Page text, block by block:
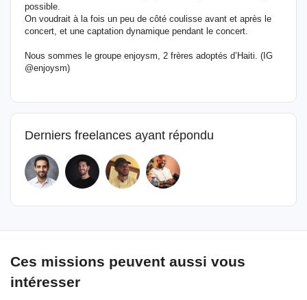
possible.
On voudrait à la fois un peu de côté coulisse avant et après le
concert, et une captation dynamique pendant le concert.
Nous sommes le groupe enjoysm, 2 frères adoptés d’Haiti. (IG
@enjoysm)
Derniers freelances ayant répondu
Ces missions peuvent aussi vous
intéresser